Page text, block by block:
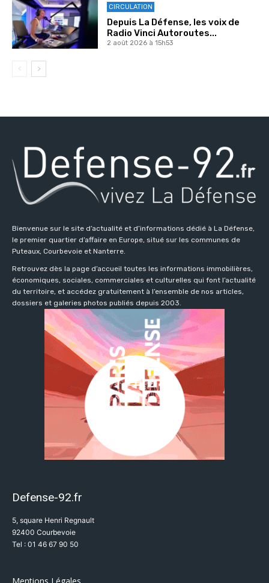
CIRCULATION
Depuis La Défense, les voix de
Radio Vinci Autoroutes...
2 août 2026 à 15h53
Bienvenue sur le site d’actualité et d’informations dédié à La Défense,
le premier quartier d’affaire en Europe, situé sur les communes de
Puteaux, Courbevoie et Nanterre.
Retrouvez dès la page d’accueil toutes les informations immobilières,
économiques, sociales, commerciales et culturelles qui font l’actualité
du territoire, et accédez gratuitement à l’ensemble de nos articles,
dossiers et galeries photos publiés depuis 2003.
Defense-92.fr
5, square Henri Regnault
92400 Courbevoie
Tel : 01 46 67 90 50
Mentions Légales